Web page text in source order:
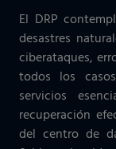
El DRP
desastres
ciberataques,
todos los
servicios
recuperación
del centro de